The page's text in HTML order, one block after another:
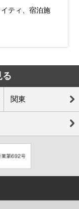
ティ、宿泊施
る
関東